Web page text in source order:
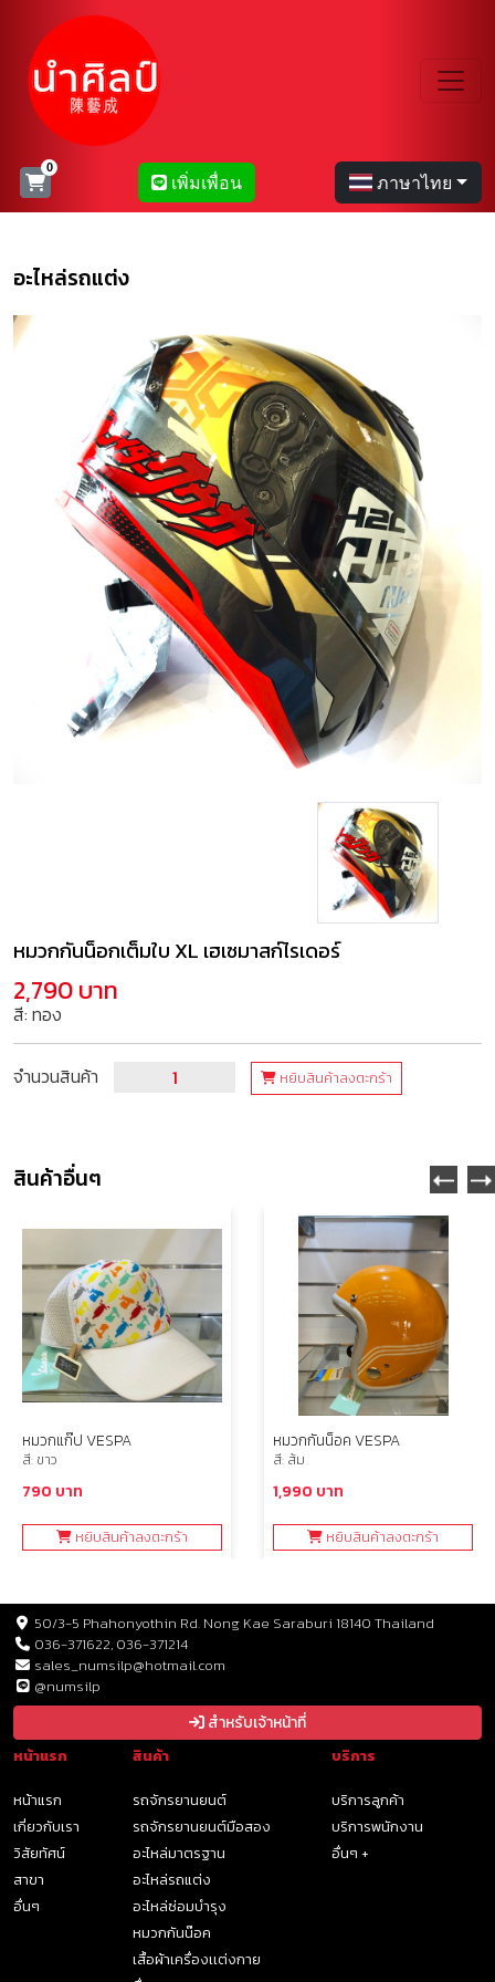
เพิ่มเพื่อน ภาษาไทย
อะไหล่รถแต่ง
หมวกกันน็อกเต็มใบ XL เฮเซมาสก์ไรเดอร์
2,790 บาท
สี: ทอง
จำนวนสินค้า หยิบสินค้าลงตะกร้า
สินค้าอื่นๆ
หมวกแก๊ป VESPA
สี: ขาว
790 บาท
หยิบสินค้าลงตะกร้า
หมวกกันน็อค VESPA
สี: ส้ม
1,990 บาท
หยิบสินค้าลงตะกร้า
50/3-5 Phahonyothin Rd. Nong Kae Saraburi 18140 Thailand
036-371622, 036-371214
sales_numsilp@hotmail.com
@numsilp
สำหรับเจ้าหน้าที่
หน้าแรก
หน้าแรก
เกี่ยวกับเรา
วิสัยทัศน์
สาขา
อื่นๆ
สินค้า
รถจักรยานยนต์
รถจักรยานยนต์มือสอง
อะไหล่มาตรฐาน
อะไหล่รถแต่ง
อะไหล่ซ่อมบำรุง
หมวกกันน๊อค
เสื้อผ้าเครื่องเเต่งกาย
บริการ
บริการลูกค้า
บริการพนักงาน
อื่นๆ +